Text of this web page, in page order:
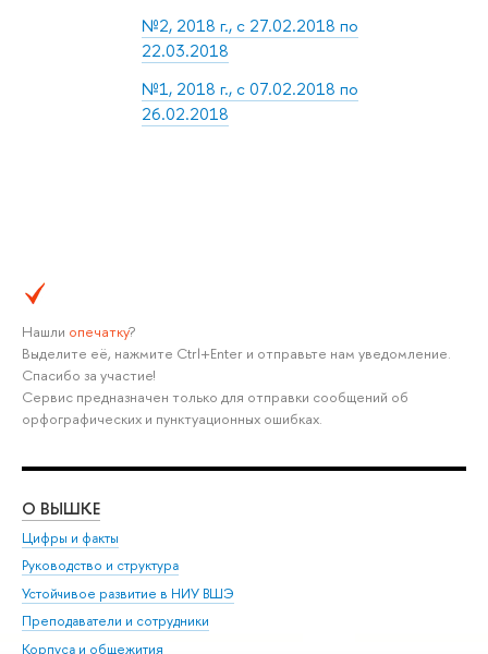
№2, 2018 г., с 27.02.2018 по
22.03.2018
№1, 2018 г., с 07.02.2018 по
26.02.2018
Нашли опечатку?
Выделите её, нажмите Ctrl+Enter и отправьте нам уведомление.
Спасибо за участие!
Сервис предназначен только для отправки сообщений об
орфографических и пунктуационных ошибках.
О ВЫШКЕ
Цифры и факты
Руководство и структура
Устойчивое развитие в НИУ ВШЭ
Преподаватели и сотрудники
Корпуса и общежития